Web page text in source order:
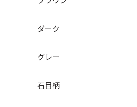
ダーク
グレー
石目柄